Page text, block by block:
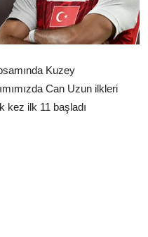
Kuzey
Can Uzun ilkleri
kez ilk 11 başladı